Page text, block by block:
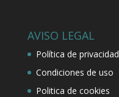
AVISO LEGAL
Política de privacidad
Condiciones de uso
Politica de cookies